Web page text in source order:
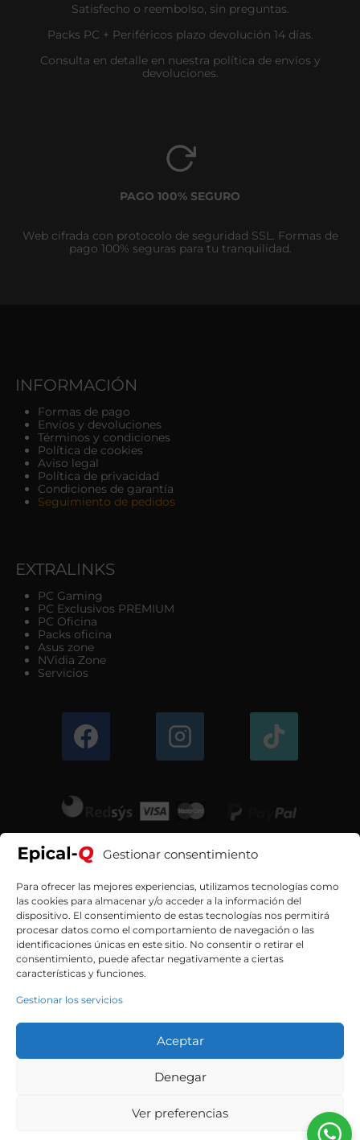
Gestionar consentimiento
Para ofrecer las mejores experiencias, utilizamos tecnologías como
las cookies para almacenar y/o acceder a la información del
dispositivo. El consentimiento de estas tecnologías nos permitirá
procesar datos como el comportamiento de navegación o las
identificaciones únicas en este sitio. No consentir o retirar el
consentimiento, puede afectar negativamente a ciertas
características y funciones.
Gestionar los servicios
Aceptar
Denegar
Ver preferencias
Satisfecho o reembolso, sin preguntas.
Packs PC + Periféricos plazo devolución 14 días.
Consulta en detalle en nuestra política de envíos y
devoluciones.
PAGO 100% SEGURO
Web cifrada con protocolo de seguridad SSL. Formas de
pago 100% seguras para tu tranquilidad.
INFORMACIÓN
Formas de pago
Envíos y devoluciones
Términos y condiciones
Política de cookies
Aviso legal
Política de privacidad
Condiciones de garantía
Seguimiento de pedidos
EXTRALINKS
PC Gaming
PC Exclusivos PREMIUM
PC Oficina
Packs oficina
Asus zone
NVidia Zone
Servicios
Contacta con nosotros